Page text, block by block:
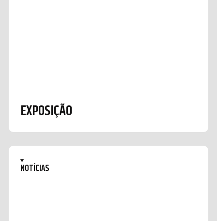
EXPOSIÇÃO
NOTÍCIAS